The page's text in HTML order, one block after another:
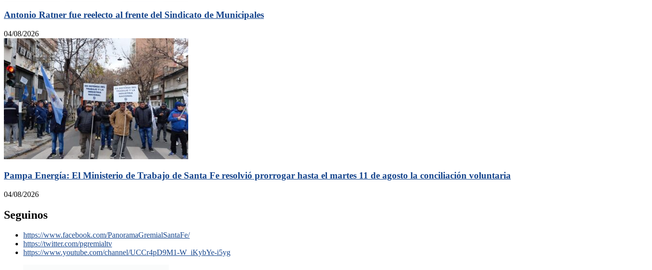
Antonio Ratner fue reelecto al frente del Sindicato de Municipales
04/08/2026
Pampa Energía: El Ministerio de Trabajo de Santa Fe resolvió prorrogar hasta el martes 11 de agosto la conciliación voluntaria
04/08/2026
Seguinos
https://www.facebook.com/PanoramaGremialSantaFe/
https://twitter.com/pgremialtv
https://www.youtube.com/channel/UCCr4pD9M1-W_iKybYe-i5yg